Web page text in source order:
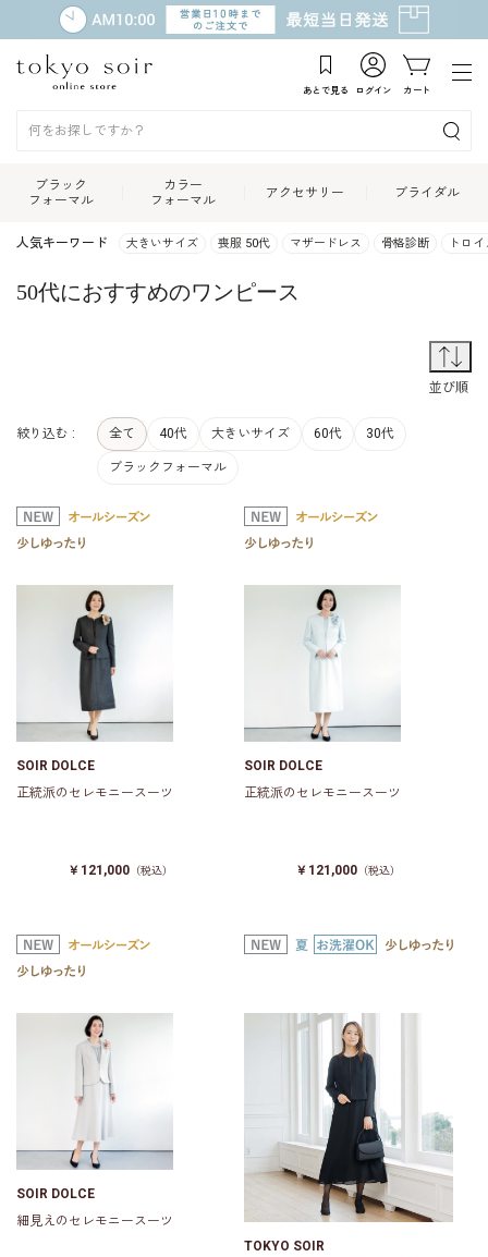
あとで見る ログイン カート
ブラック
フォーマル
カラー
フォーマル
アクセサリー ブライダル
人気キーワード 大きいサイズ 喪服 50代 マザードレス 骨格診断 トロ
50代におすすめのワンピース
並び順
絞り込む : 全て 40代 大きいサイズ 60代 30代
ブラックフォーマル
SOIR DOLCE
正統派のセレモニースーツ
￥121,000 （税込）
SOIR DOLCE
正統派のセレモニースーツ
￥121,000 （税込）
SOIR DOLCE
細見えのセレモニースーツ
TOKYO SOIR